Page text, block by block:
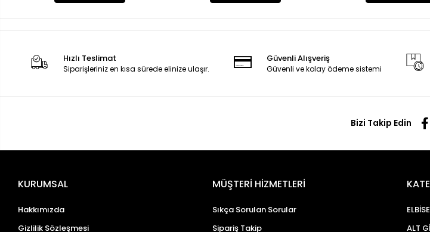
Hızlı Teslimat
Siparişleriniz en kısa sürede elinize ulaşır.
Güvenli Alışveriş
Güvenli ve kolay ödeme sistemi
Bizi Takip Edin
KURUMSAL
Hakkımızda
Gizlilik Sözleşmesi
MÜŞTERİ HİZMETLERİ
Sıkça Sorulan Sorular
Sipariş Takip
ELBİSE
ALT